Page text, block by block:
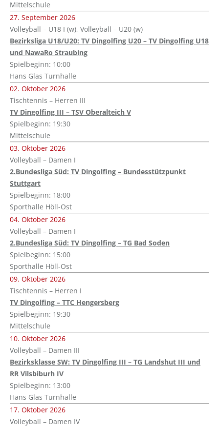
Mittelschule
27. September 2026
Volleyball – U18 I (w), Volleyball – U20 (w)
Bezirksliga U18/U20: TV Dingolfing U20 – TV Dingolfing U18
und NawaRo Straubing
Spielbeginn: 10:00
Hans Glas Turnhalle
02. Oktober 2026
Tischtennis – Herren III
TV Dingolfing III – TSV Oberalteich V
Spielbeginn: 19:30
Mittelschule
03. Oktober 2026
Volleyball – Damen I
2.Bundesliga Süd: TV Dingolfing – Bundesstützpunkt
Stuttgart
Spielbeginn: 18:00
Sporthalle Höll-Ost
04. Oktober 2026
Volleyball – Damen I
2.Bundesliga Süd: TV Dingolfing – TG Bad Soden
Spielbeginn: 15:00
Sporthalle Höll-Ost
09. Oktober 2026
Tischtennis – Herren I
TV Dingolfing – TTC Hengersberg
Spielbeginn: 19:30
Mittelschule
10. Oktober 2026
Volleyball – Damen III
Bezirksklasse SW: TV Dingolfing III – TG Landshut III und
RR Vilsbiburh IV
Spielbeginn: 13:00
Hans Glas Turnhalle
17. Oktober 2026
Volleyball – Damen IV